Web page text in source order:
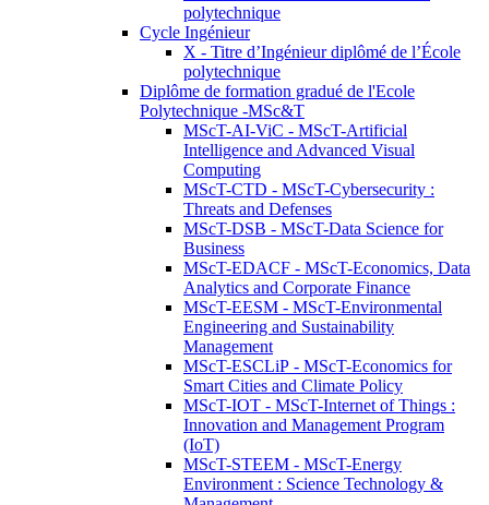
polytechnique
Cycle Ingénieur
X - Titre d’Ingénieur diplômé de l’École
polytechnique
Diplôme de formation gradué de l'Ecole
Polytechnique -MSc&T
MScT-AI-ViC - MScT-Artificial
Intelligence and Advanced Visual
Computing
MScT-CTD - MScT-Cybersecurity :
Threats and Defenses
MScT-DSB - MScT-Data Science for
Business
MScT-EDACF - MScT-Economics, Data
Analytics and Corporate Finance
MScT-EESM - MScT-Environmental
Engineering and Sustainability
Management
MScT-ESCLiP - MScT-Economics for
Smart Cities and Climate Policy
MScT-IOT - MScT-Internet of Things :
Innovation and Management Program
(IoT)
MScT-STEEM - MScT-Energy
Environment : Science Technology &